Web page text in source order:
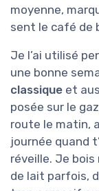
moyenne,
sent le café de
Je l’ai utilisé
une bonne
classique et
posée sur le
route le matin,
journée quand
réveille. Je
de lait parfois,